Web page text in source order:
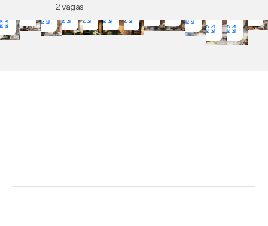
2 vagas